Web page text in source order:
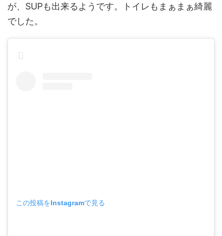
が、SUPも出来るようです。トイレもまぁまぁ綺麗
でした。
この投稿をInstagramで見る